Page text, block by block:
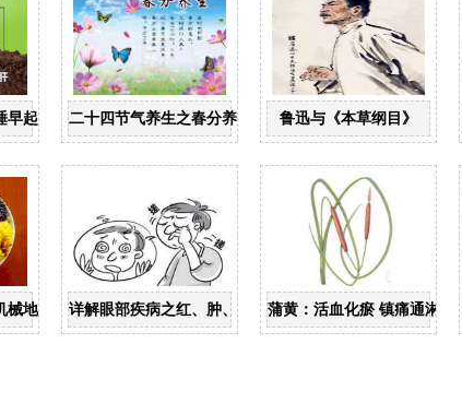
早起 食甜养肝二十四节气养生之春分养生 鲁迅与《本草纲目》
械地运用详解眼部疾病之红、肿、痒、痛蒲黄：活血化瘀 镇痛通淋